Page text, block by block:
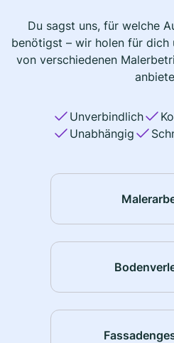
Du sagst uns, für welche
benötigst – wir holen für dich
von verschiedenen
Unverbindlich
Unabhängig